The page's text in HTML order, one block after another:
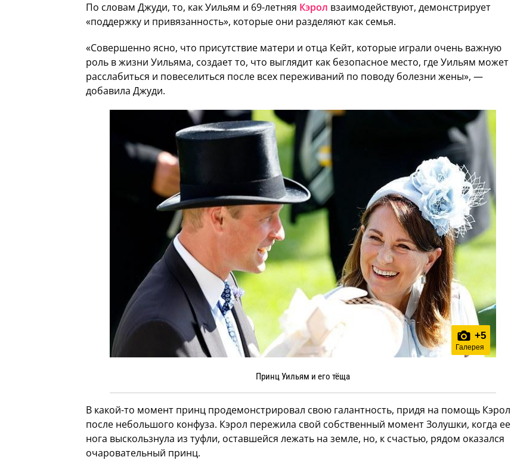
По словам Джуди, то, как Уильям и 69-летняя Кэрол взаимодействуют, демонстрирует
«поддержку и привязанность», которые они разделяют как семья.
«Совершенно ясно, что присутствие матери и отца Кейт, которые играли очень важную
роль в жизни Уильяма, создает то, что выглядит как безопасное место, где Уильям может
расслабиться и повеселиться после всех переживаний по поводу болезни жены», —
добавила Джуди.
+5
Галерея
Принц Уильям и его тёща
В какой-то момент принц продемонстрировал свою галантность, придя на помощь Кэрол
после небольшого конфуза. Кэрол пережила свой собственный момент Золушки, когда ее
нога выскользнула из туфли, оставшейся лежать на земле, но, к счастью, рядом оказался
очаровательный принц.